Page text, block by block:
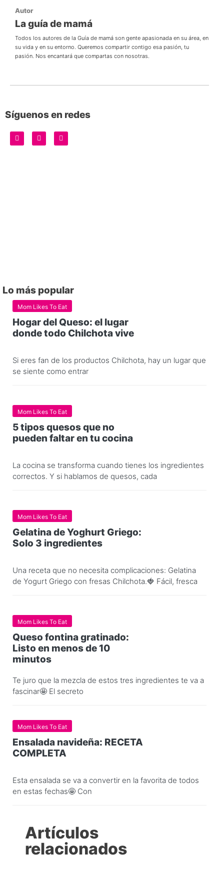
Autor
La guía de mamá
Todos los autores de la Guía de mamá son gente apasionada en su área, en
su vida y en su entorno. Queremos compartir contigo esa pasión, tu
pasión. Nos encantará que compartas con nosotras.
Síguenos en redes
Lo más popular
Mom Likes To Eat
Hogar del Queso: el lugar
donde todo Chilchota vive
Si eres fan de los productos Chilchota, hay un lugar que
se siente como entrar
Mom Likes To Eat
5 tipos quesos que no
pueden faltar en tu cocina
La cocina se transforma cuando tienes los ingredientes
correctos. Y si hablamos de quesos, cada
Mom Likes To Eat
Gelatina de Yoghurt Griego:
Solo 3 ingredientes
Una receta que no necesita complicaciones: Gelatina
de Yogurt Griego con fresas Chilchota.🍓 Fácil, fresca
Mom Likes To Eat
Queso fontina gratinado:
Listo en menos de 10
minutos
Te juro que la mezcla de estos tres ingredientes te va a
fascinar🤩 El secreto
Mom Likes To Eat
Ensalada navideña: RECETA
COMPLETA
Esta ensalada se va a convertir en la favorita de todos
en estas fechas🤩 Con
Artículos
relacionados